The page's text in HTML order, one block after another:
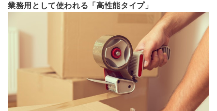
業務用として使われる「高性能タイプ」